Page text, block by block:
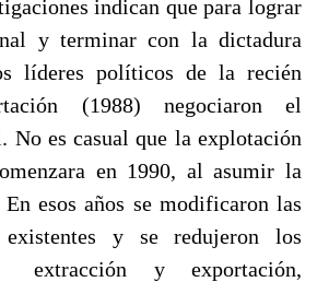
indican que para lograr
y terminar con la dictadura
líderes políticos de la recién
(1988) negociaron el
No es casual que la explotación
en 1990, al asumir la
esos años se modificaron las
y se redujeron los
y exportación,